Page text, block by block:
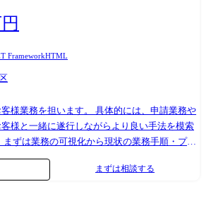
業向け:スカウト等採用業務の自動化(BizRobo! /
・大手製薬会社向け:市民開発者の育成の伴
FrameworkHTML
様業務を担います。 具体的には、申請業務や
様と一緒に遂行しながらより良い手法を模索
まずは業務の可視化から現状の業務手順・プロ
ローやナレッジをまとめてマニュアル化を行
トルネックを洗い出します。 その際には
まずは相談する